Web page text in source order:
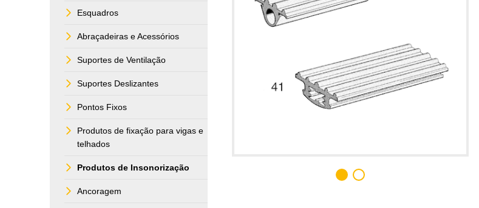
Esquadros
Abraçadeiras e Acessórios
Suportes de Ventilação
Suportes Deslizantes
Pontos Fixos
Produtos de fixação para vigas e
telhados
Produtos de Insonorização
Ancoragem